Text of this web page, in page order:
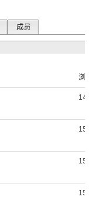
成员
浏览